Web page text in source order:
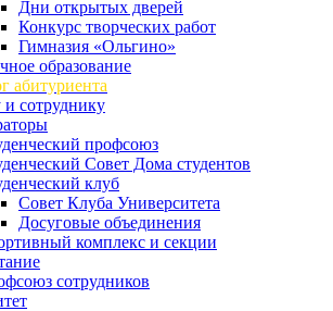
Дни открытых дверей
Конкурс творческих работ
Гимназия «Ольгино»
образование
абитуриента
и сотруднику
профсоюз
Совет Дома студентов
клуб
Совет Клуба Университета
Досуговые объединения
комплекс и секции
сотрудников